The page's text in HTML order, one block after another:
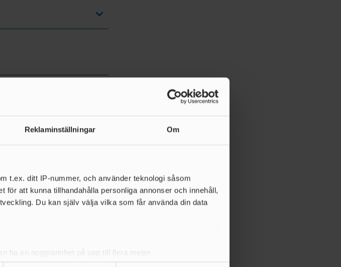
Reklaminställningar Om
t.ex. ditt IP-nummer, och använder teknologi såsom
att kunna tillhandahålla personliga annonser och innehåll,
Du kan själv välja vilka som får använda din data
ha en noggrannhet på upp till flera meter